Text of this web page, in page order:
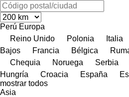
Perú Europa
Reino Unido
Polonia Italia
Bajos
Francia Bélgica
Chequia
Noruega Serbia
Hungría
Croacia España
mostrar todos
Asia